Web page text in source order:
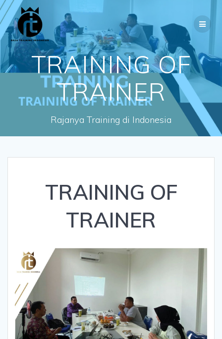
content
TRAINING OF
TRAINER
Rajanya Training di Indonesia
TRAINING OF
TRAINER